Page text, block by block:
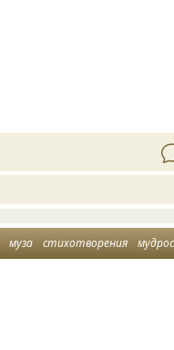
муза стихотворения